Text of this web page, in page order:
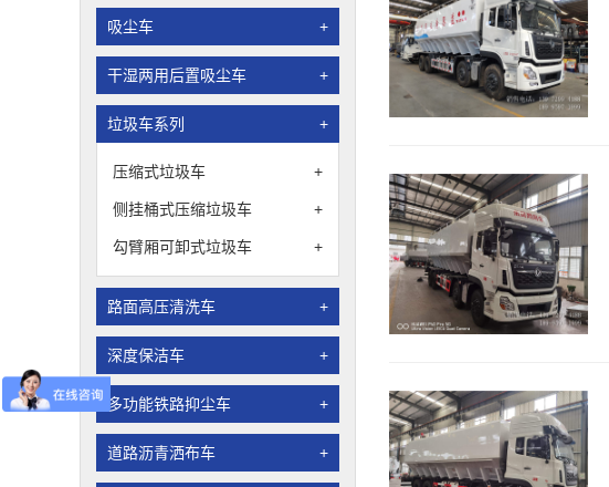
吸尘车 +
干湿两用后置吸尘车 +
垃圾车系列 +
压缩式垃圾车 +
侧挂桶式压缩垃圾车 +
勾臂厢可卸式垃圾车 +
路面高压清洗车 +
深度保洁车 +
多功能铁路抑尘车 +
道路沥青洒布车 +